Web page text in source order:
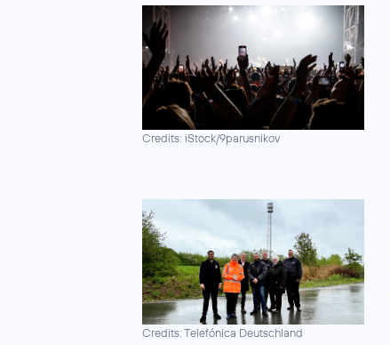
Credits: iStock/9parusnikov
Credits: Telefónica Deutschland